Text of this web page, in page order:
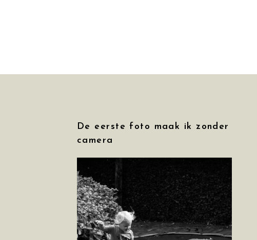
De eerste foto maak ik zonder
camera